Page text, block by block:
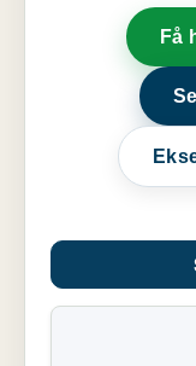
Få